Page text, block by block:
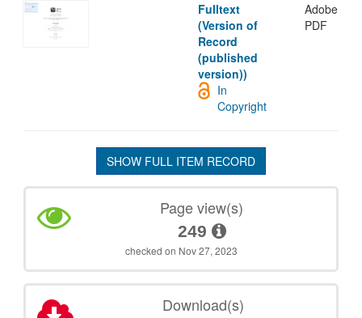
Fulltext
(Version of
Record
(published
version))
Adobe
PDF
In
Copyright
SHOW FULL ITEM RECORD
Page view(s)
249
checked on Nov 27, 2023
Download(s)